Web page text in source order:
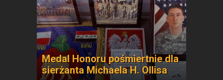
Medal Honoru pośmiertnie dla
sierżanta Michaela H. Ollisa